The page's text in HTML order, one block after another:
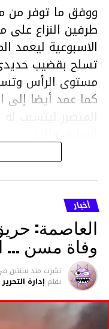
ووفق ما توفر من
طرفين النزاع على
الاسبوعية ليعمد
تسلح بقضيب
مستوى الرأس
كما عمد أيضا إلى
المتضرر ليتسبب
هذا وقد تمكن
هلال في توقيت
والقبض عليه
ما نُسبه إليه.
متابعة
قسم الاخبار
أخبار
العاصمة:
وفاة مسن …
نشرت منذ سنتين
بقلم إدارة التحرير